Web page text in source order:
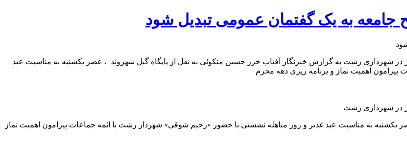
به یک گفتمان عمومی تبدیل شود
شهرداری رشت به گزارش خبرنگار آفتاب خزر حسین منکوئی به نقل از پایگاه گیل شهروند ، عصر یکشنبه به مناسبت عید
اهمیت نماز و برنامه ریزی دهه محرم
در شهرداری رشت
یکشنبه به مناسبت عید غدیر و روز مباهله نشستی با حضور «رحیم شوقی» شهردار رشت با ائمه جماعات پیرامون اهمیت نماز